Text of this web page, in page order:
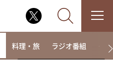
料理・旅 ラジオ番組 そ